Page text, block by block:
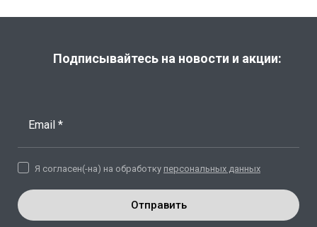
Подписывайтесь на новости и акции:
Email *
Отправить
Я согласен(-на) на обработку персональных данных